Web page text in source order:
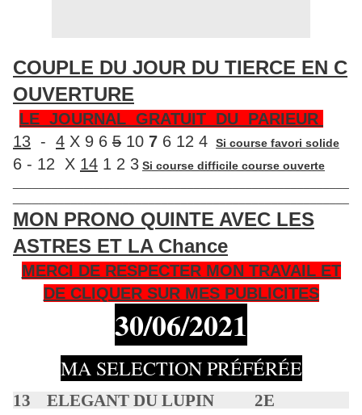
COUPLE DU JOUR DU TIERCE EN C
OUVERTURE
LE JOURNAL GRATUIT DU PARIEUR
13 - 4 X 9 6 5 10 7 6 12 4 Si course favori solide
6 - 12 X 14 1 2 3 Si course difficile course ouverte
MON PRONO QUINTE AVEC LES
ASTRES ET LA Chance
MERCI DE RESPECTER MON TRAVAIL ET
DE CLIQUER SUR MES PUBLICITES
30/06/2021
MA SELECTION PRÉFÉRÉE
13 ELEGANT DU LUPIN 2E